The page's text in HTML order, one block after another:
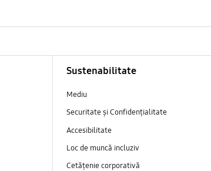
Sustenabilitate
Mediu
Securitate și Confidențialitate
Accesibilitate
Loc de muncă incluziv
Cetățenie corporativă